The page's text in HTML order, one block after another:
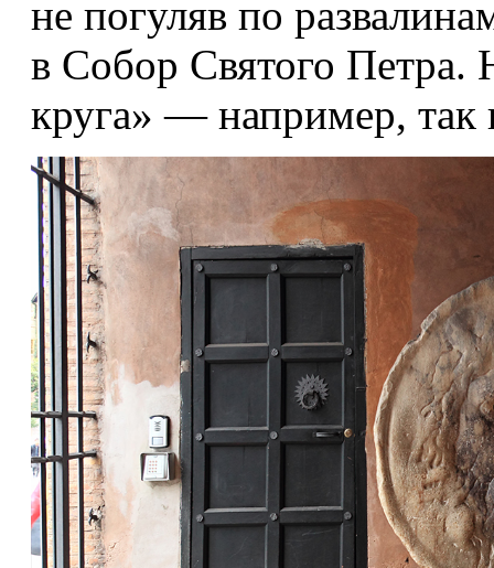
не погуляв по
в Собор Святого Петра.
круга» — например, так